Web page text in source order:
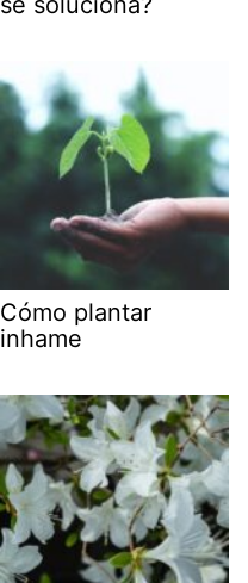
Cómo plantar
inhame